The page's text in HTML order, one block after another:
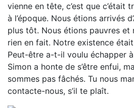
vienne en tête, c’est que c’était
à l’époque. Nous étions arrivés
plus tôt. Nous étions pauvres et
rien en fait. Notre existence
Peut-être a-t-il voulu échapper
Simon a honte de s’être enfui,
sommes pas fâchés. Tu nous
contacte-nous, s’il te plaît.